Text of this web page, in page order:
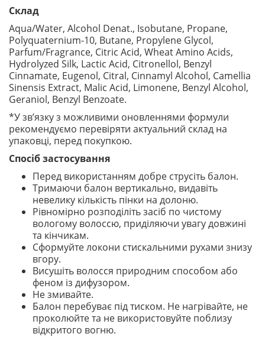
Склад
Aqua/Water, Alcohol Denat., Isobutane, Propane,
Polyquaternium-10, Butane, Propylene Glycol,
Parfum/Fragrance, Citric Acid, Wheat Amino Acids,
Hydrolyzed Silk, Lactic Acid, Citronellol, Benzyl
Cinnamate, Eugenol, Citral, Cinnamyl Alcohol, Camellia
Sinensis Extract, Malic Acid, Limonene, Benzyl Alcohol,
Geraniol, Benzyl Benzoate.
*У зв’язку з можливими оновленнями формули
рекомендуємо перевіряти актуальний склад на
упаковці, перед покупкою.
Спосіб застосування
Перед використанням добре струсіть балон.
Тримаючи балон вертикально, видавіть
невелику кількість пінки на долоню.
Рівномірно розподіліть засіб по чистому
вологому волоссю, приділяючи увагу довжині
та кінчикам.
Сформуйте локони стискальними рухами знизу
вгору.
Висушіть волосся природним способом або
феном із дифузором.
Не змивайте.
Балон перебуває під тиском. Не нагрівайте, не
проколюйте та не використовуйте поблизу
відкритого вогню.